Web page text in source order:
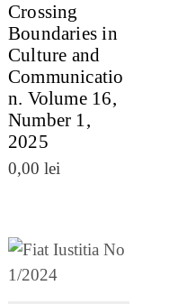
Crossing
Boundaries in
Culture and
Communicatio
n. Volume 16,
Number 1,
2025
0,00 lei